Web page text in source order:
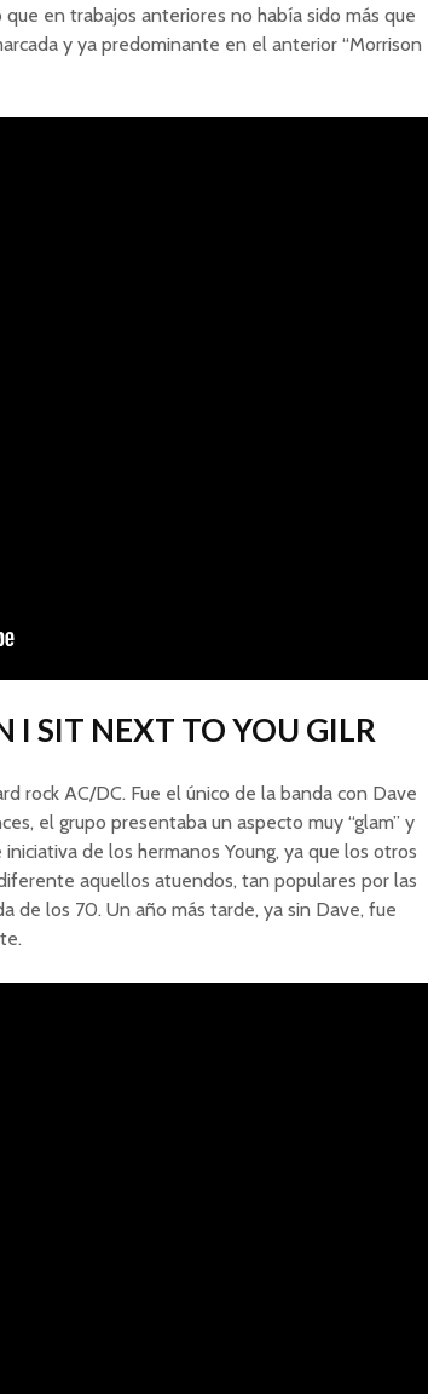
en trabajos anteriores no había sido más que
y ya predominante en el anterior “Morrison
I SIT NEXT TO YOU GILR
rock AC/DC. Fue el único de la banda con Dave
el grupo presentaba un aspecto muy “glam” y
de los hermanos Young, ya que los otros
aquellos atuendos, tan populares por las
de los 70. Un año más tarde, ya sin Dave, fue